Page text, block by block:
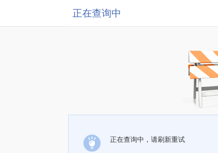
正在查询中
正在查询中，请刷新重试